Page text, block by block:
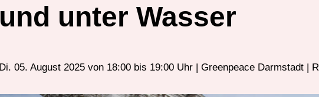
und unter Wasser
Di. 05. August 2025 von 18:00 bis 19:00 Uhr | Greenpeace Darmstadt |